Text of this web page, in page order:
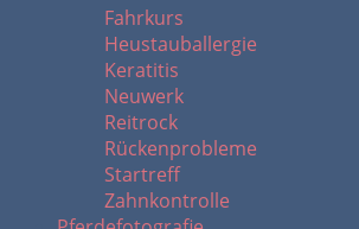
Fahrkurs
Heustauballergie
Keratitis
Neuwerk
Reitrock
Rückenprobleme
Startreff
Zahnkontrolle